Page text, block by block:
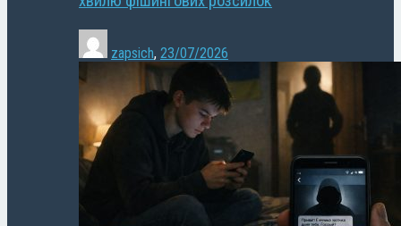
zapsich, 23/07/2026